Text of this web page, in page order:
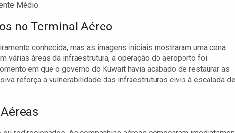
Médio.
no Terminal Aéreo
conhecida, mas as imagens iniciais mostraram uma cena
várias áreas da infraestrutura, a operação do aeroporto foi
em que o governo do Kuwait havia acabado de restaurar as
reforça a vulnerabilidade das infraestruturas civis à escalada de